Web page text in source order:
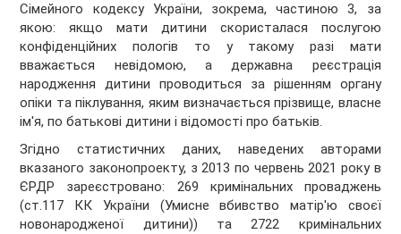
Сімейного кодексу України, зокрема, частиною 3, за
якою: якщо мати дитини скористалася послугою
конфіденційних пологів то у такому разі мати
вважається невідомою, а державна реєстрація
народження дитини проводиться за рішенням органу
опіки та піклування, яким визначається прізвище, власне
ім'я, по батькові дитини і відомості про батьків.
Згідно статистичних даних, наведених авторами
вказаного законопроекту, з 2013 по червень 2021 року в
ЄРДР зареєстровано: 269 кримінальних проваджень
(ст.117 КК України (Умисне вбивство матір'ю своєї
новонародженої дитини)) та 2722 кримінальних